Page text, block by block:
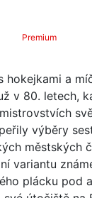
Premium
hokejkami a
v 80. letech,
výběry
městských
variantu
plácku pod